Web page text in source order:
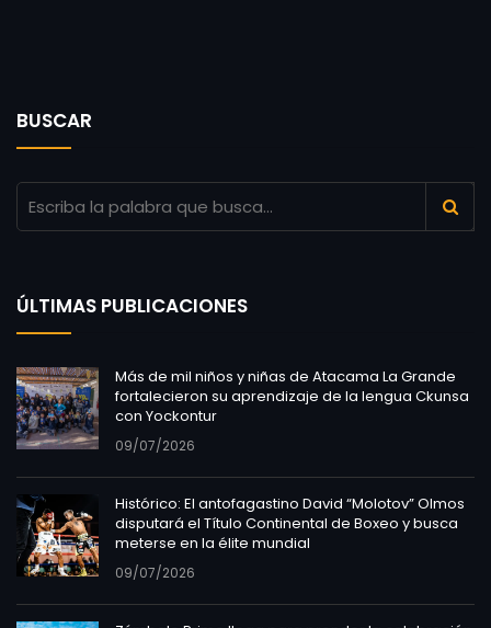
BUSCAR
ÚLTIMAS PUBLICACIONES
Más de mil niños y niñas de Atacama La Grande
fortalecieron su aprendizaje de la lengua Ckunsa
con Yockontur
09/07/2026
Histórico: El antofagastino David “Molotov” Olmos
disputará el Título Continental de Boxeo y busca
meterse en la élite mundial
09/07/2026